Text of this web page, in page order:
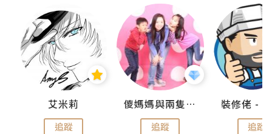
艾米莉
追蹤
儍媽媽與兩隻小魔怪之家
追蹤 追蹤